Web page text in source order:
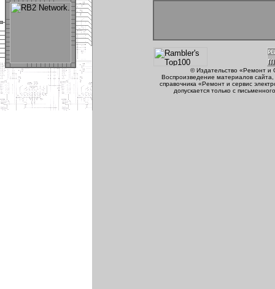
© Издательство «Ремонт
Воспроизведение материалов
справочника «Ремонт и сервис
допускается только с